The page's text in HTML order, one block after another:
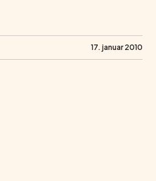
17. januar 2010